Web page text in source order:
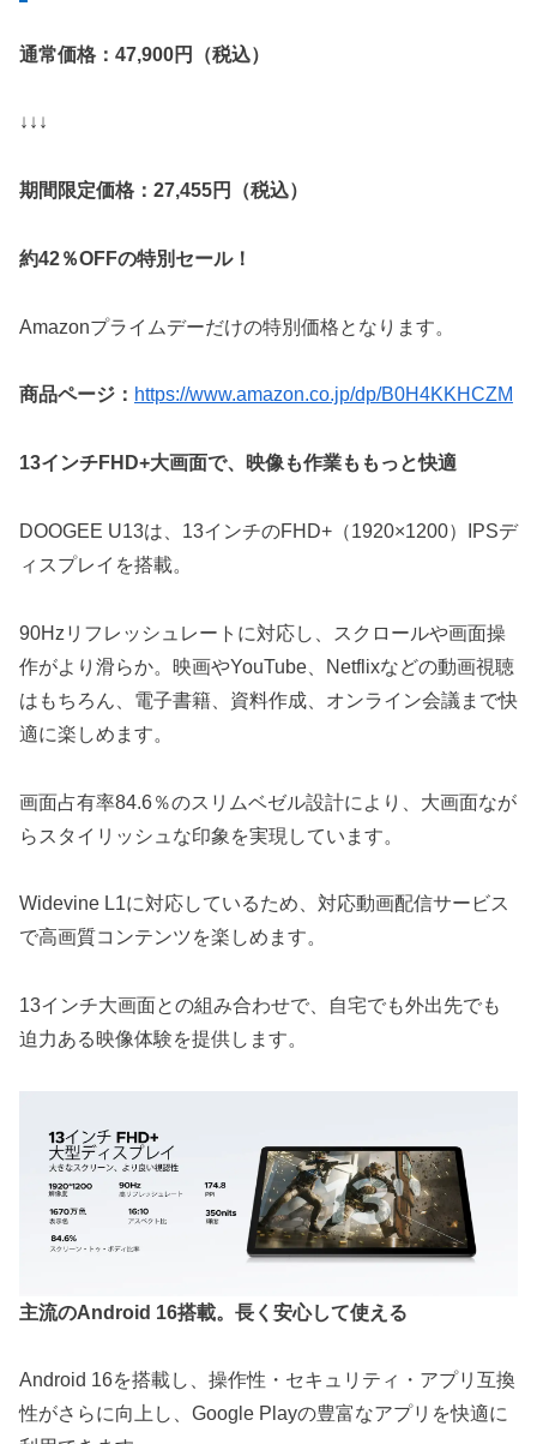
通常価格：47,900円（税込）
↓↓↓
期間限定価格：27,455円（税込）
約42％OFFの特別セール！
Amazonプライムデーだけの特別価格となります。
商品ページ： https://www.amazon.co.jp/dp/B0H4KKHCZM
13インチFHD+大画面で、映像も作業ももっと快適
DOOGEE U13は、13インチのFHD+（1920×1200）IPSデ
ィスプレイを搭載。
90Hzリフレッシュレートに対応し、スクロールや画面操
作がより滑らか。映画やYouTube、Netflixなどの動画視聴
はもちろん、電子書籍、資料作成、オンライン会議まで快
適に楽しめます。
画面占有率84.6％のスリムベゼル設計により、大画面なが
らスタイリッシュな印象を実現しています。
Widevine L1に対応しているため、対応動画配信サービス
で高画質コンテンツを楽しめます。
13インチ大画面との組み合わせで、自宅でも外出先でも
迫力ある映像体験を提供します。
主流のAndroid 16搭載。長く安心して使える
Android 16を搭載し、操作性・セキュリティ・アプリ互換
性がさらに向上し、Google Playの豊富なアプリを快適に